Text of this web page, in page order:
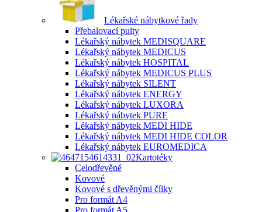
Lékařské nábytkové řady
Přebalovací pulty
Lékařský nábytek MEDISQUARE
Lékařský nábytek MEDICUS
Lékařský nábytek HOSPITAL
Lékařský nábytek MEDICUS PLUS
Lékařský nábytek SILENT
Lékařský nábytek ENERGY
Lékařský nábytek LUXORA
Lékařský nábytek PURE
Lékařský nábytek MEDI HIDE
Lékařský nábytek MEDI HIDE COLOR
Lékařský nábytek EUROMEDICA
Kartotéky
Celodřevěné
Kovové
Kovové s dřevěnými čílky
Pro formát A4
Pro formát A5